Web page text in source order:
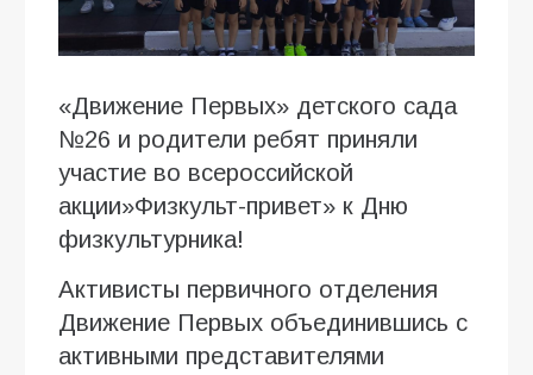
«Движение Первых» детского сада
№26 и родители ребят приняли
участие во всероссийской
акции»Физкульт-привет» к Дню
физкультурника!
Активисты первичного отделения
Движение Первых объединившись с
активными представителями